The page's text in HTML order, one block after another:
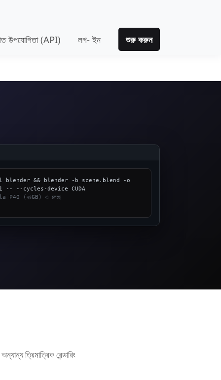
উপযোগিতা (API) লগ- ইন শুরু করুন
&& blender -b scene.blend -o
P40 (২৪GB) এ চলছে
ত্রিমাত্রিক রেন্ডারিং